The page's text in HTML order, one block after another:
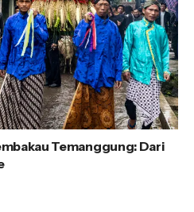
Temanggung: Dari